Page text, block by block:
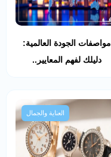
مواصفات الجودة العالمية:
دليلك لفهم المعايير..
العناية والجمال